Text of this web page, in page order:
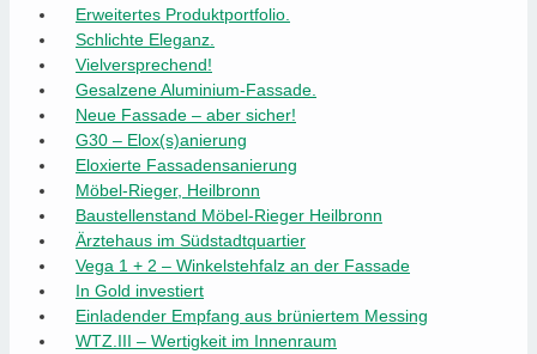
Erweitertes Produktportfolio.
Schlichte Eleganz.
Vielversprechend!
Gesalzene Aluminium-Fassade.
Neue Fassade – aber sicher!
G30 – Elox(s)anierung
Eloxierte Fassadensanierung
Möbel-Rieger, Heilbronn
Baustellenstand Möbel-Rieger Heilbronn
Ärztehaus im Südstadtquartier
Vega 1 + 2 – Winkelstehfalz an der Fassade
In Gold investiert
Einladender Empfang aus brüniertem Messing
WTZ.III – Wertigkeit im Innenraum